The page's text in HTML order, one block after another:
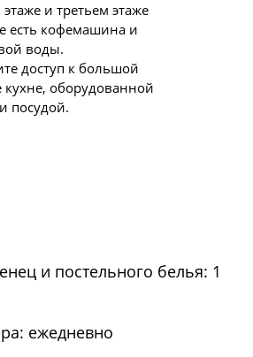
и третьем этаже
есть кофемашина и
воды.
доступ к большой
кухне, оборудованной
посудой.
и постельного белья: 1
ежедневно